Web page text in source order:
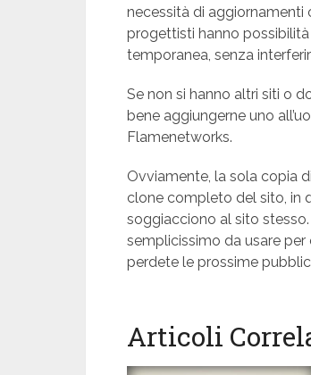
necessità di aggiornamenti
progettisti hanno
temporanea, senza
Se non si hanno altri siti o
bene aggiungerne uno
Flamenetworks.
Ovviamente, la sola copia
clone completo del sito, in
soggiacciono al sito
semplicissimo da usare
perdete le prossime
Articoli